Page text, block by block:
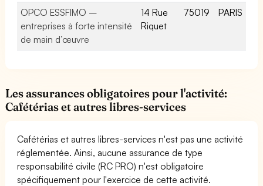
OPCO ESSFIMO –
entreprises à forte intensité
de main d’œuvre
14 Rue
Riquet
75019 PARIS
Les assurances obligatoires pour l'activité:
Cafétérias et autres libres-services
Cafétérias et autres libres-services n'est pas une activité
réglementée. Ainsi, aucune assurance de type
responsabilité civile (RC PRO) n'est obligatoire
spécifiquement pour l'exercice de cette activité.